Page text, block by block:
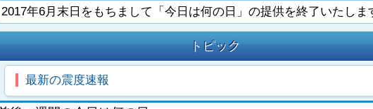
2017年6月末日をもちまして「今日は何の日」の提供を終了いたしま
トピック
最新の震度速報